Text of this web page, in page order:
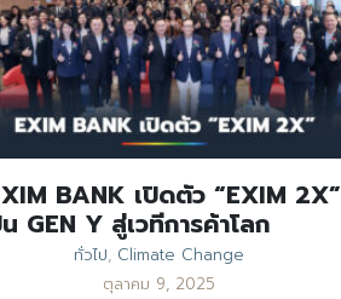
BANK เปิดตัว “EXIM 2X”
GEN Y สู่เวทีการค้าโลก
ทั่วไป, Climate Change
ตุลาคม 9, 2025